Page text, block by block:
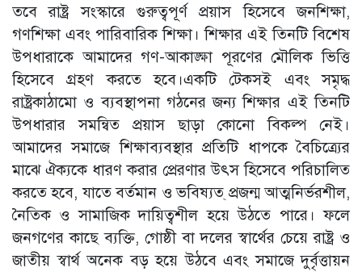
তবে রাষ্ট্র সংস্কারে গুরুত্বপূর্ণ প্রয়াস হিসেবে জনশিক্ষা,
গণশিক্ষা এবং পারিবারিক শিক্ষা। শিক্ষার এই তিনটি বিশেষ
উপধারাকে আমাদের গণ-আকাঙ্ক্ষা পূরণের মৌলিক ভিত্তি
হিসেবে গ্রহণ করতে হবে।একটি টেকসই এবং সমৃদ্ধ
রাষ্ট্রকাঠামো ও ব্যবস্থাপনা গঠনের জন্য শিক্ষার এই তিনটি
উপধারার সমন্বিত প্রয়াস ছাড়া কোনো বিকল্প নেই।
আমাদের সমাজে শিক্ষাব্যবস্থার প্রতিটি ধাপকে বৈচিত্র্যের
মাঝে ঐক্যকে ধারণ করার প্রেরণার উৎস হিসেবে পরিচালিত
করতে হবে, যাতে বর্তমান ও ভবিষ্যত্ প্রজন্ম আত্মনির্ভরশীল,
নৈতিক ও সামাজিক দায়িত্বশীল হয়ে উঠতে পারে। ফলে
জনগণের কাছে ব্যক্তি, গোষ্ঠী বা দলের স্বার্থের চেয়ে রাষ্ট্র ও
জাতীয় স্বার্থ অনেক বড় হয়ে উঠবে এবং সমাজে দুর্বৃত্তায়ন